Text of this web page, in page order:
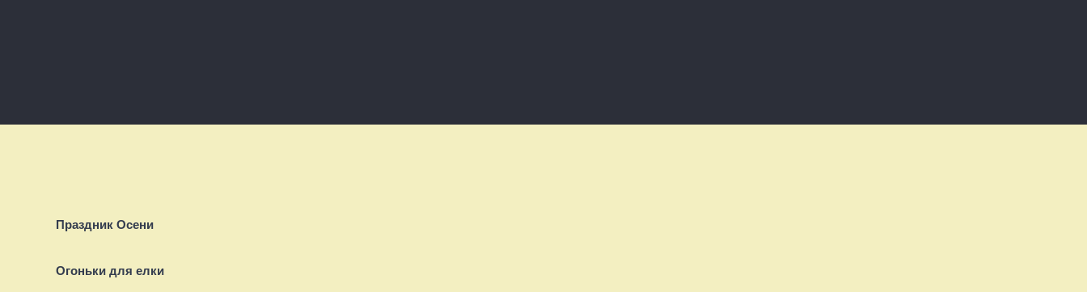
Праздник Осени
Огоньки для елки